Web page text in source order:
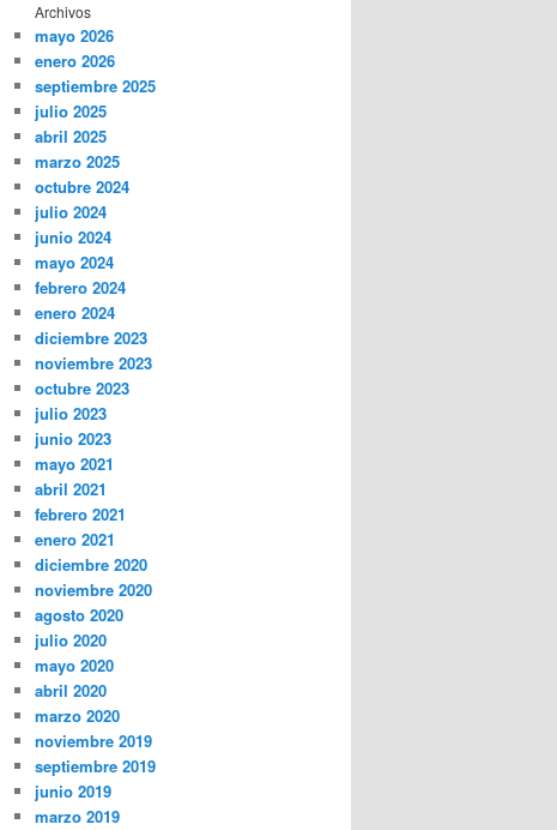
Archivos
mayo 2026
enero 2026
septiembre 2025
julio 2025
abril 2025
marzo 2025
octubre 2024
julio 2024
junio 2024
mayo 2024
febrero 2024
enero 2024
diciembre 2023
noviembre 2023
octubre 2023
julio 2023
junio 2023
mayo 2021
abril 2021
febrero 2021
enero 2021
diciembre 2020
noviembre 2020
agosto 2020
julio 2020
mayo 2020
abril 2020
marzo 2020
noviembre 2019
septiembre 2019
junio 2019
marzo 2019